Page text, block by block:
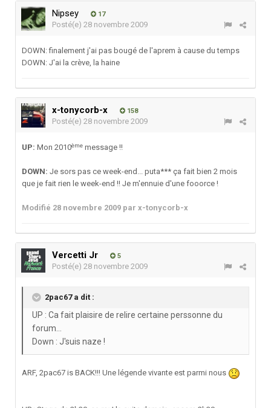
Nipsey 17
Posté(e) 28 novembre 2009
DOWN: finalement j'ai pas bougé de l'aprem à cause du temps
DOWN: J'ai la crève, la haine
x-tonycorb-x 158
Posté(e) 28 novembre 2009
UP: Mon 2010ème message !!
DOWN: Je sors pas ce week-end... puta*** ça fait bien 2 mois
que je fait rien le week-end !! Je m'ennuie d'une fooorce !
Modifié 28 novembre 2009 par x-tonycorb-x
Vercetti Jr 5
Posté(e) 28 novembre 2009
2pac67 a dit :
UP : Ca fait plaisire de relire certaine perssonne du
forum...
Down : J'suis naze !
ARF, 2pac67 is BACK!!! Une légende vivante est parmi nous